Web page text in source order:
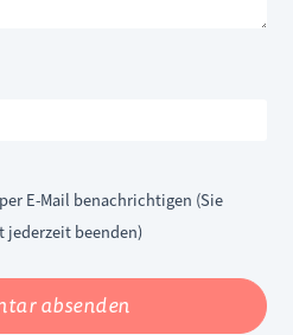
E-Mail benachrichtigen (Sie
jederzeit beenden)
absenden